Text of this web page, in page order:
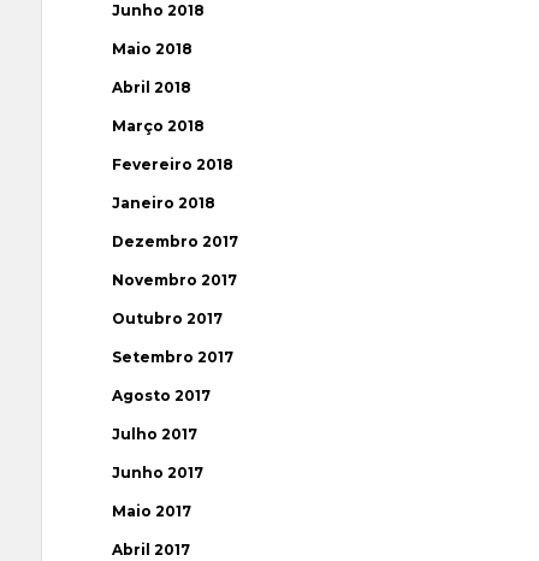
Junho 2018
Maio 2018
Abril 2018
Março 2018
Fevereiro 2018
Janeiro 2018
Dezembro 2017
Novembro 2017
Outubro 2017
Setembro 2017
Agosto 2017
Julho 2017
Junho 2017
Maio 2017
Abril 2017